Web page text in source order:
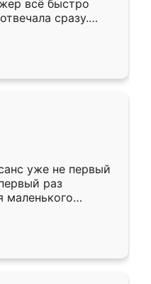
всё быстро
сразу.
подошёл к
Собрали
аккуратно, даже
уже не первый
раз
маленького
,во второй раз
очень
быстрая,